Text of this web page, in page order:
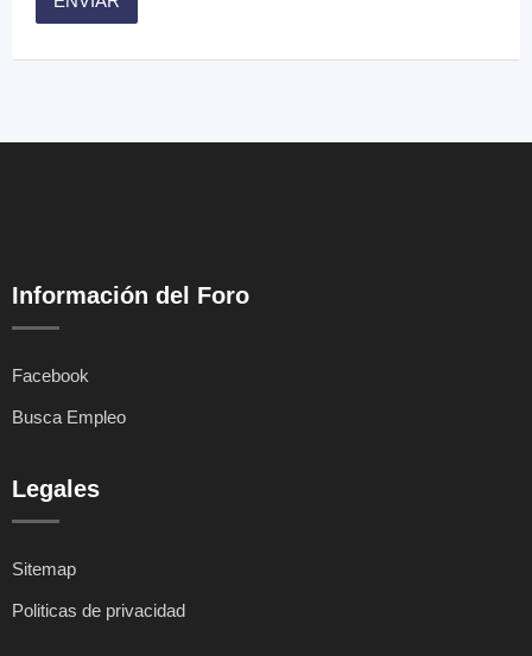
Información del Foro
Facebook
Busca Empleo
Legales
Sitemap
Politicas de privacidad